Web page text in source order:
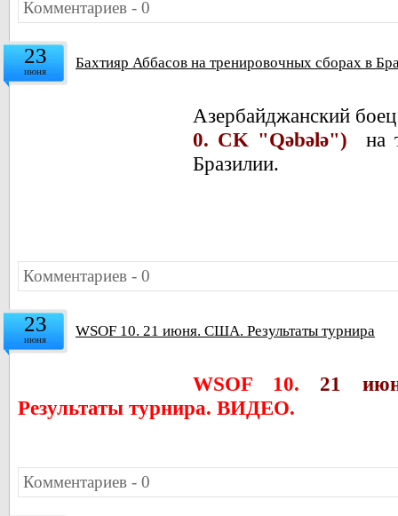
Комментариев - 0
23
июня Бахтияр Аббасов на тренировочных сборах в
Азербайджанский боец
0. CK "Qəbələ")
на
Бразилии.
Комментариев - 0
23
июня WSOF 10. 21 июня. США. Результаты турнира
WSOF 10. 21
Результаты турнира. ВИДЕО.
Комментариев - 0